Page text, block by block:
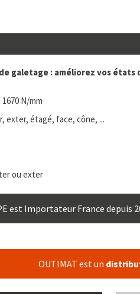
galetage : améliorez vos états
N/mm
exter, étagé, face, cône, ...
ou exter
est Importateur France depuis
OUTIMAT est un